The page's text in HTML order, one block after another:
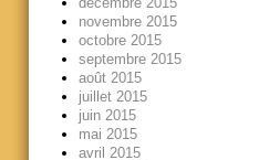
novembre 2015
octobre 2015
septembre 2015
août 2015
juillet 2015
juin 2015
mai 2015
avril 2015